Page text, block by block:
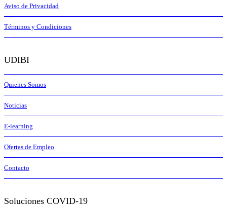
Aviso de Privacidad
Términos y Condiciones
UDIBI
Quienes Somos
Noticias
E-learning
Ofertas de Empleo
Contacto
Soluciones COVID-19